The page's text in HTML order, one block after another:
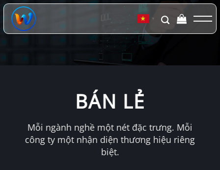
Chuyển
đến
dung
▼
BÁN LẺ
Mỗi ngành nghề một nét đặc trưng. Mỗi
công ty một nhận diện thương hiệu riêng
biệt.